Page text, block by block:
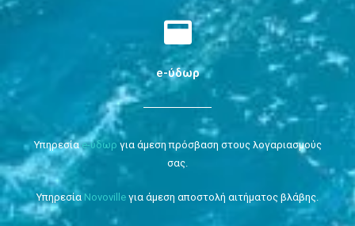
e-ύδωρ
Υπηρεσίαe-ύδωρ για άμεση πρόσβαση στους λογαριασμούς
σας.
Υπηρεσία Novoville για άμεση αποστολή αιτήματος βλάβης.